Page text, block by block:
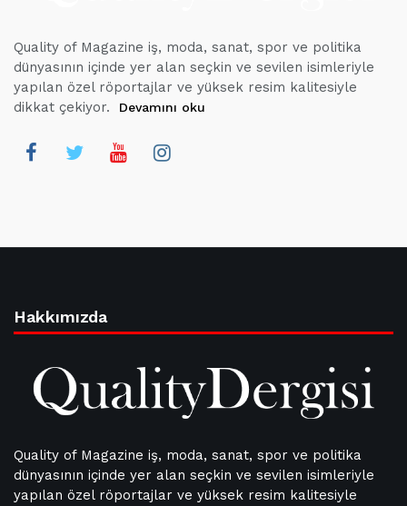
Quality of Magazine iş, moda, sanat, spor ve politika
dünyasının içinde yer alan seçkin ve sevilen isimleriyle
yapılan özel röportajlar ve yüksek resim kalitesiyle
dikkat çekiyor.
Devamını oku
Hakkımızda
Quality of Magazine iş, moda, sanat, spor ve politika
dünyasının içinde yer alan seçkin ve sevilen isimleriyle
yapılan özel röportajlar ve yüksek resim kalitesiyle